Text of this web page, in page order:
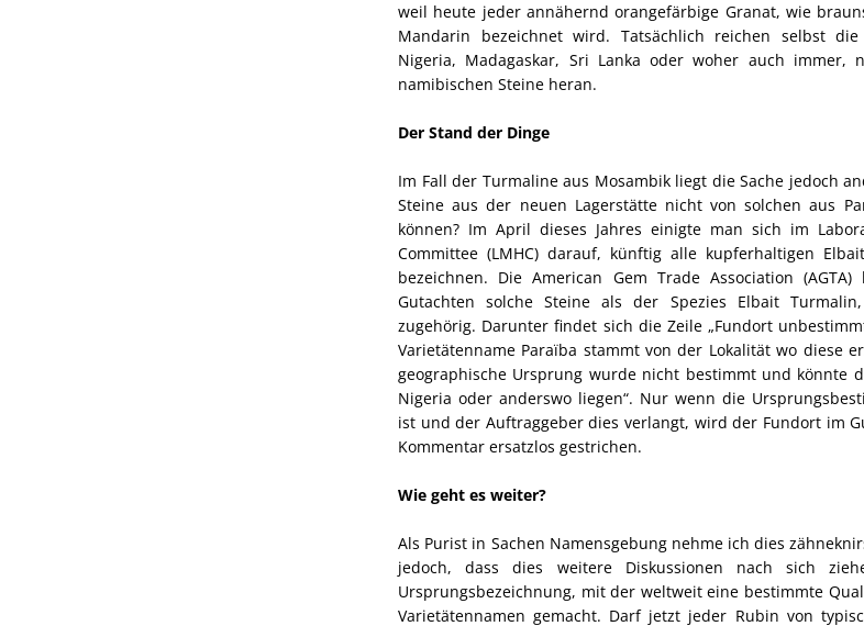
weil heute jeder annähernd orangefärbige Granat, wie
Mandarin bezeichnet wird. Tatsächlich reichen selbst die
Nigeria, Madagaskar, Sri Lanka oder woher auch immer,
namibischen Steine heran.
Der Stand der Dinge
Im Fall der Turmaline aus Mosambik liegt die Sache jedoch
Steine aus der neuen Lagerstätte nicht von solchen aus
können? Im April dieses Jahres einigte man sich im
Committee (LMHC) darauf, künftig alle kupferhaltigen
bezeichnen. Die American Gem Trade Association
Gutachten solche Steine als der Spezies Elbait
zugehörig. Darunter findet sich die Zeile „Fundort
Varietätenname Paraïba stammt von der Lokalität wo diese
geographische Ursprung wurde nicht bestimmt und könnte
Nigeria oder anderswo liegen“. Nur wenn die
ist und der Auftraggeber dies verlangt, wird der Fundort im
Kommentar ersatzlos gestrichen.
Wie geht es weiter?
Als Purist in Sachen Namensgebung nehme ich dies
jedoch, dass dies weitere Diskussionen nach sich
Ursprungsbezeichnung, mit der weltweit eine bestimmte
Varietätennamen gemacht. Darf jetzt jeder Rubin von